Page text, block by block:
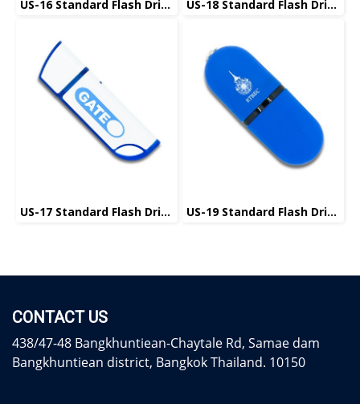
US-16 Standard Flash Drive แฟลชไดร์ฟมาตรฐาน US-18 Standard Flash Drive แฟลชไดร์ฟมาตรฐาน
US-17 Standard Flash Drive แฟลชไดร์ฟมาตรฐาน US-19 Standard Flash Drive แฟลชไดร์ฟมาตรฐาน
CONTACT US
438/47-48 Bangkhuntiean-Chaytale Rd, Samae dam
Bangkhuntiean district, Bangkok Thailand. 10150